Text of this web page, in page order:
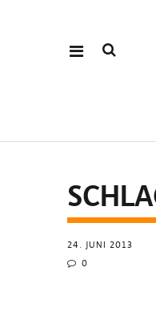
24. JUNI 2013
0